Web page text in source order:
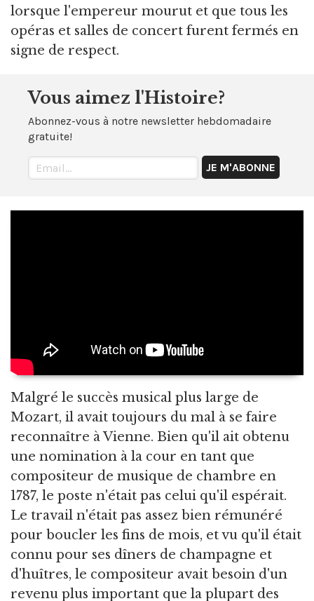
lorsque l'empereur mourut et que tous les
opéras et salles de concert furent fermés en
signe de respect.
Vous aimez l'Histoire?
Abonnez-vous à notre newsletter hebdomadaire
gratuite!
Malgré le succès musical plus large de
Mozart, il avait toujours du mal à se faire
reconnaître à Vienne. Bien qu'il ait obtenu
une nomination à la cour en tant que
compositeur de musique de chambre en
1787, le poste n'était pas celui qu'il espérait.
Le travail n'était pas assez bien rémunéré
pour boucler les fins de mois, et vu qu'il était
connu pour ses dîners de champagne et
d'huîtres, le compositeur avait besoin d'un
revenu plus important que la plupart des